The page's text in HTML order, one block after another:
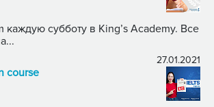
каждую субботу в King’s Academy. Все
27.01.2021
course